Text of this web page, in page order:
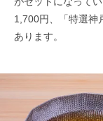
1,700円、「特選神
あります。